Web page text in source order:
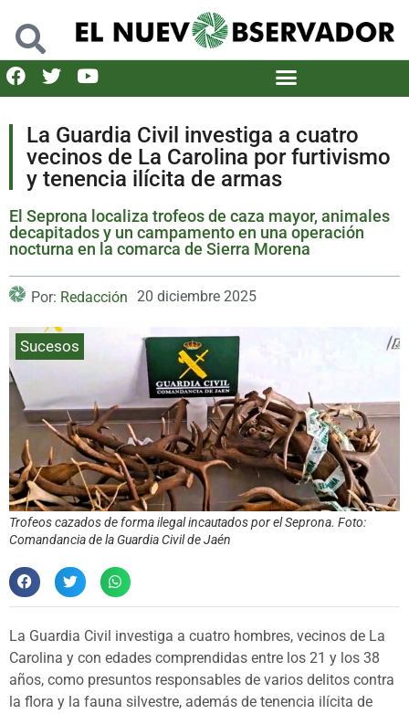
La Guardia Civil investiga a cuatro
vecinos de La Carolina por furtivismo
y tenencia ilícita de armas
El Seprona localiza trofeos de caza mayor, animales
decapitados y un campamento en una operación
nocturna en la comarca de Sierra Morena
Por: Redacción 20 diciembre 2025
Sucesos
Trofeos cazados de forma ilegal incautados por el Seprona. Foto:
Comandancia de la Guardia Civil de Jaén
La Guardia Civil investiga a cuatro hombres, vecinos de La
Carolina y con edades comprendidas entre los 21 y los 38
años, como presuntos responsables de varios delitos contra
la flora y la fauna silvestre, además de tenencia ilícita de